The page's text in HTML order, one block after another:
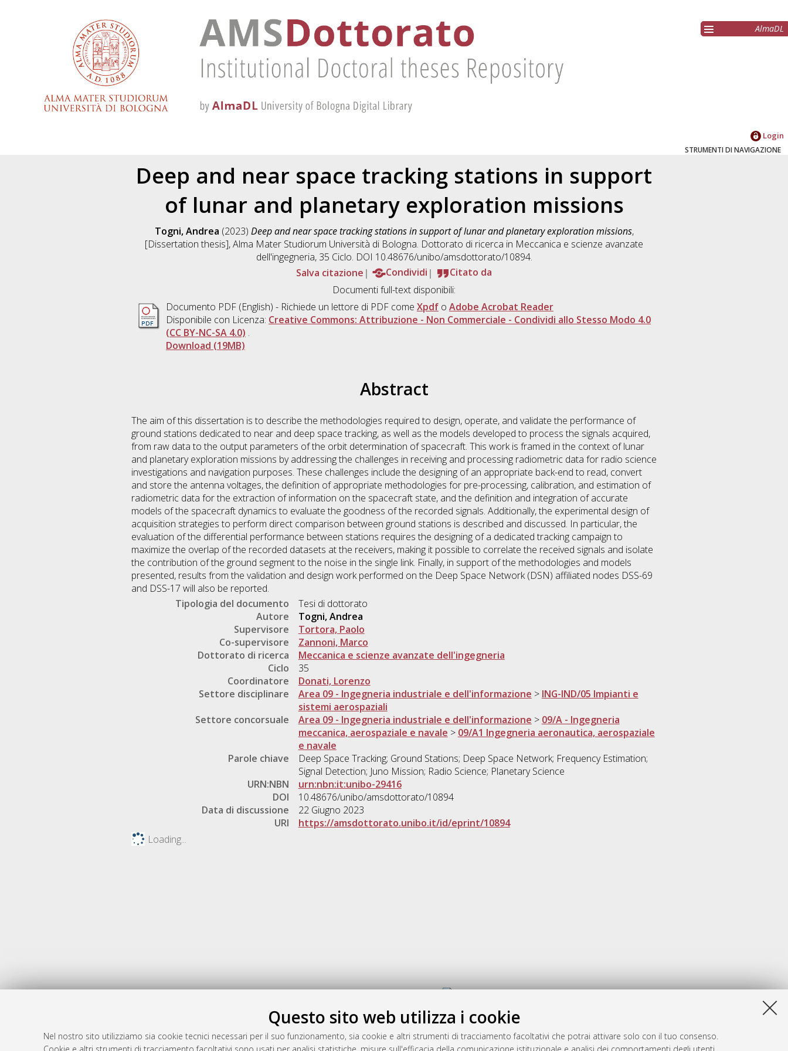
Questo sito web utilizza i cookie
Nel nostro sito utilizziamo sia cookie tecnici necessari per il suo funzionamento, sia cookie e altri strumenti di tracciamento facoltativi che potrai attivare solo con il tuo consenso.
AlmaDL
Login
STRUMENTI DI NAVIGAZIONE
Deep and near space tracking stations in support
of lunar and planetary exploration missions
Togni, Andrea (2023) Deep and near space tracking stations in support of lunar and planetary exploration missions,
[Dissertation thesis], Alma Mater Studiorum Università di Bologna. Dottorato di ricerca in Meccanica e scienze avanzate
dell'ingegneria, 35 Ciclo. DOI 10.48676/unibo/amsdottorato/10894.
Salva citazione
Condividi
Citato da
Documenti full-text disponibili:
Documento PDF (English) - Richiede un lettore di PDF come Xpdf o Adobe Acrobat Reader
Disponibile con Licenza: Creative Commons: Attribuzione - Non Commerciale - Condividi allo Stesso Modo 4.0
(CC BY-NC-SA 4.0) .
Download (19MB)
Abstract
The aim of this dissertation is to describe the methodologies required to design, operate, and validate the performance of
ground stations dedicated to near and deep space tracking, as well as the models developed to process the signals acquired,
from raw data to the output parameters of the orbit determination of spacecraft. This work is framed in the context of lunar
and planetary exploration missions by addressing the challenges in receiving and processing radiometric data for radio science
investigations and navigation purposes. These challenges include the designing of an appropriate back-end to read, convert
and store the antenna voltages, the definition of appropriate methodologies for pre-processing, calibration, and estimation of
radiometric data for the extraction of information on the spacecraft state, and the definition and integration of accurate
models of the spacecraft dynamics to evaluate the goodness of the recorded signals. Additionally, the experimental design of
acquisition strategies to perform direct comparison between ground stations is described and discussed. In particular, the
evaluation of the differential performance between stations requires the designing of a dedicated tracking campaign to
maximize the overlap of the recorded datasets at the receivers, making it possible to correlate the received signals and isolate
the contribution of the ground segment to the noise in the single link. Finally, in support of the methodologies and models
presented, results from the validation and design work performed on the Deep Space Network (DSN) affiliated nodes DSS-69
and DSS-17 will also be reported.
Tipologia del documento
Tesi di dottorato
Autore
Togni, Andrea
Supervisore
Tortora, Paolo
Co-supervisore
Zannoni, Marco
Dottorato di ricerca
Meccanica e scienze avanzate dell'ingegneria
Ciclo
35
Coordinatore
Donati, Lorenzo
Settore disciplinare
Area 09 - Ingegneria industriale e dell'informazione > ING-IND/05 Impianti e
sistemi aerospaziali
Settore concorsuale
Area 09 - Ingegneria industriale e dell'informazione > 09/A - Ingegneria
meccanica, aerospaziale e navale > 09/A1 Ingegneria aeronautica, aerospaziale
e navale
Parole chiave
Deep Space Tracking; Ground Stations; Deep Space Network; Frequency Estimation;
Signal Detection; Juno Mission; Radio Science; Planetary Science
URN:NBN
urn:nbn:it:unibo-29416
DOI
10.48676/unibo/amsdottorato/10894
Data di discussione
22 Giugno 2023
URI
https://amsdottorato.unibo.it/id/eprint/10894
Loading...
Atom
AMS Dottorato